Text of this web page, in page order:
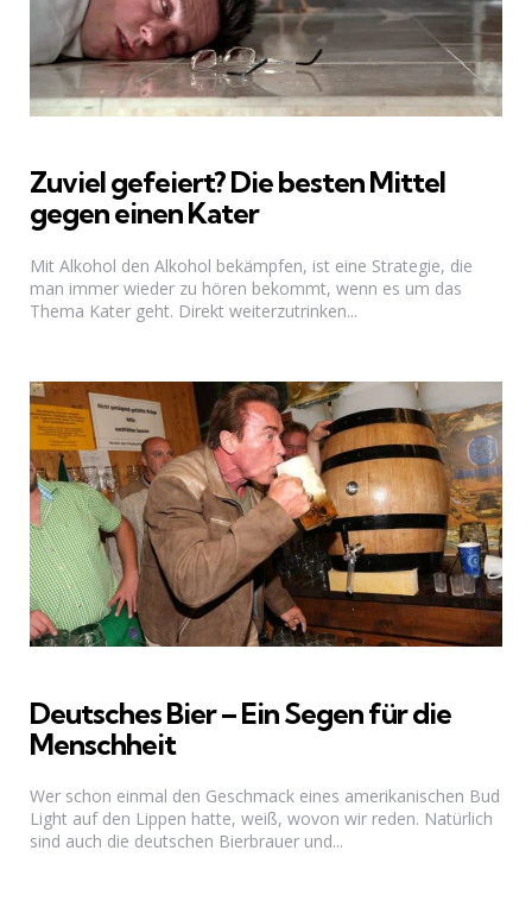
Zuviel gefeiert? Die besten Mittel
gegen einen Kater
Mit Alkohol den Alkohol bekämpfen, ist eine Strategie, die
man immer wieder zu hören bekommt, wenn es um das
Thema Kater geht. Direkt weiterzutrinken...
Deutsches Bier – Ein Segen für die
Menschheit
Wer schon einmal den Geschmack eines amerikanischen Bud
Light auf den Lippen hatte, weiß, wovon wir reden. Natürlich
sind auch die deutschen Bierbrauer und...